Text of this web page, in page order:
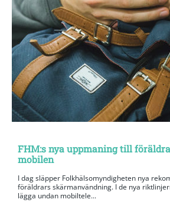
FHM:s nya uppmaning till
mobilen
I dag släpper Folkhälsomyndigheten nya
föräldrars skärmanvändning. I de nya
lägga undan mobiltele...